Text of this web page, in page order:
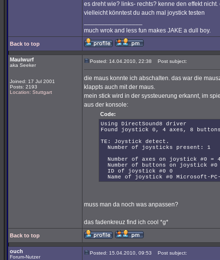
es dreht wie? links- rechts? kenne den effekt
vielleicht könntest du auch mal joystick testen
much wrok and less fun makes JAKE a dull boy.
Back to top
Maulwurf
aka Seeker
Joined: 17 Jul 2001
Posts: 2193
Location: Stuttgart
Posted: 14.04.2010, 22:38 Post subject:
die maus konnte ich abschalten. das war die
klappts auch mit der maus.
mein stick wird in der syssteuerung erkannt, im
aus der konsole:
Code:
Using DirectSound8 driver
Found joystick 0, 4 axes, 8
TE: Joystick detect.
Number of joysticks present: 1
Number of axes on joystick #0 =
Number of buttons on joystick #0
ID of joystick #0 0
Name of joystick #0 Microsoft-
muss man da noch was anpassen?
das fadenkreuz find ich cool *g*
Back to top
ouch
Forum-Nutzer
Posted: 15.04.2010, 09:53 Post subject: